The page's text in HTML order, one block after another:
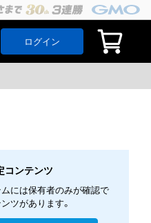
ログイン
コンテンツ
には保有者のみが確認で
ツがあります。